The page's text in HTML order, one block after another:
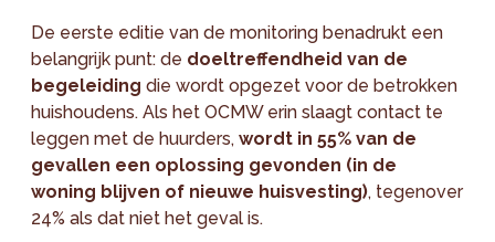
De eerste editie van de monitoring benadrukt een
belangrijk punt: de doeltreffendheid van de
begeleiding die wordt opgezet voor de betrokken
huishoudens. Als het OCMW erin slaagt contact te
leggen met de huurders,wordt in 55% van de
gevallen een oplossing gevonden (in de
woning blijven of nieuwe huisvesting), tegenover
24% als dat niet het geval is.